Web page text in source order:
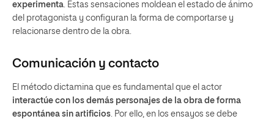
experimenta. Estas sensaciones moldean el estado de ánimo
del protagonista y configuran la forma de comportarse y
relacionarse dentro de la obra.
Comunicación y contacto
El método dictamina que es fundamental que el actor
interactúe con los demás personajes de la obra de forma
espontánea sin artificios. Por ello, en los ensayos se debe